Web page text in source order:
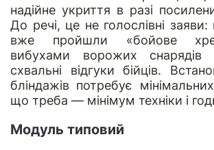
надійне укриття в разі
До речі, це не голослівні заяви:
вже пройшли «бойове
вибухами ворожих снарядів
схвальні відгуки бійців.
бліндажів потребує
що треба — мінімум техніки і
Модуль типовий